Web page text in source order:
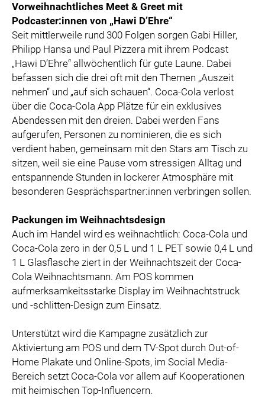
Vorweihnachtliches Meet & Greet mit
Podcaster:innen von „Hawi D’Ehre“
Seit mittlerweile rund 300 Folgen sorgen Gabi Hiller,
Philipp Hansa und Paul Pizzera mit ihrem Podcast
„Hawi D’Ehre“ allwöchentlich für gute Laune. Dabei
befassen sich die drei oft mit den Themen „Auszeit
nehmen“ und „auf sich schauen“. Coca-Cola verlost
über die Coca-Cola App Plätze für ein exklusives
Abendessen mit den dreien. Dabei werden Fans
aufgerufen, Personen zu nominieren, die es sich
verdient haben, gemeinsam mit den Stars am Tisch zu
sitzen, weil sie eine Pause vom stressigen Alltag und
entspannende Stunden in lockerer Atmosphäre mit
besonderen Gesprächspartner:innen verbringen sollen.
Packungen im Weihnachtsdesign
Auch im Handel wird es weihnachtlich: Coca-Cola und
Coca-Cola zero in der 0,5 L und 1 L PET sowie 0,4 L und
1 L Glasflasche ziert in der Weihnachtszeit der Coca-
Cola Weihnachtsmann. Am POS kommen
aufmerksamkeitsstarke Display im Weihnachtstruck
und -schlitten-Design zum Einsatz.
Unterstützt wird die Kampagne zusätzlich zur
Aktiviertung am POS und dem TV-Spot durch Out-of-
Home Plakate und Online-Spots, im Social Media-
Bereich setzt Coca-Cola vor allem auf Kooperationen
mit heimischen Top-Influencern.